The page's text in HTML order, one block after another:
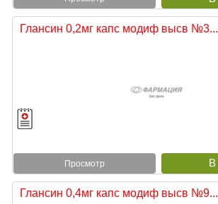
Глансин 0,2мг капс модиф высв №3...
Просмотр
Глансин 0,4мг капс модиф высв №9...